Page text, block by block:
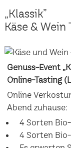
„Klassik”
Käse &
Genuss-Event
Online-Tasting
Online
Abend zuhause:
4 Sorten Bio-
4 Sorten